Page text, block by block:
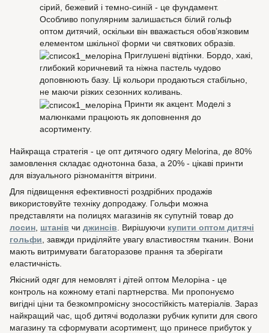
сірий, бежевий і темно-синій - це фундамент.
Особливо популярним залишається білий гольф
оптом дитячий, оскільки він вважається обов’язковим
елементом шкільної форми чи святкових образів.
Приглушені відтінки. Бордо, хакі,
глибокий коричневий та ніжна пастель чудово
доповнюють базу. Ці кольори продаються стабільно,
не маючи різких сезонних коливань.
Принти як акцент. Моделі з
малюнками працюють як доповнення до
асортименту.
Найкраща стратегія - це опт дитячого одягу Melorina, де 80%
замовлення складає однотонна база, а 20% - цікаві принти
для візуального різноманіття вітрини.
Для підвищення ефективності роздрібних продажів
використовуйте техніку допродажу. Гольфи можна
представляти на полицях магазинів як супутній товар до
лосин штанів чи джинсів . Вирішуючи купити оптом дитячі
гольфи , завжди приділяйте увагу властивостям тканин. Вони
мають витримувати багаторазове прання та зберігати
еластичність.
Якісний одяг для немовлят і дітей оптом Мелоріна - це
контроль на кожному етапі партнерства. Ми пропонуємо
вигідні ціни та безкомпромісну зносостійкість матеріалів. Зараз
найкращий час, щоб дитячі водолазки рубчик купити для свого
магазину та сформувати асортимент, що принесе прибуток у